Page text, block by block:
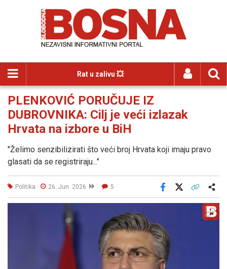
Rat u zalivu 💥
PLENKOVIĆ PORUČUJE IZ
DUBROVNIKA: Cilj je veći izlazak
Hrvata na izbore u BiH
"Želimo senzibilizirati što veći broj Hrvata koji imaju pravo
glasati da se registriraju..."
Politika 26. Jun. 2026 5
Facebook